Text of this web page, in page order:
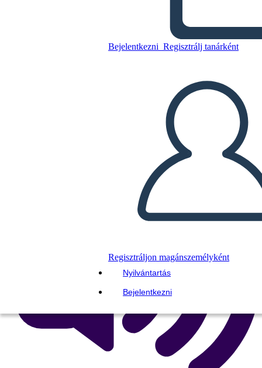
Bejelentkezni Regisztrálj tanárként
Regisztráljon magánszemélyként
Nyilvántartás
Bejelentkezni
רייגן נשיאות - המלחמה הקרה
Másolja ezt a forgatókönyvet
KÉSZÍTSEN EGY STORYBOARDOT
DIAVETÍTÉS LEJÁTSZÁSA
OLVASS NEKEM